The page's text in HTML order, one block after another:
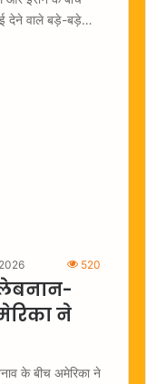
देने वाले बड़े-बड़े…
520
ने
के बीच अमेरिका ने